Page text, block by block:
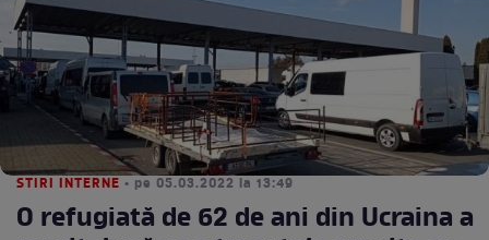
STIRI INTERNE • pe 05.03.2022 la 13:49
O refugiată de 62 de ani din Ucraina a